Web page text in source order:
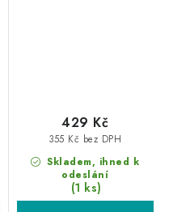
Skladem, ihned k
odeslání
(1 ks)
355 Kč bez DPH
429 Kč